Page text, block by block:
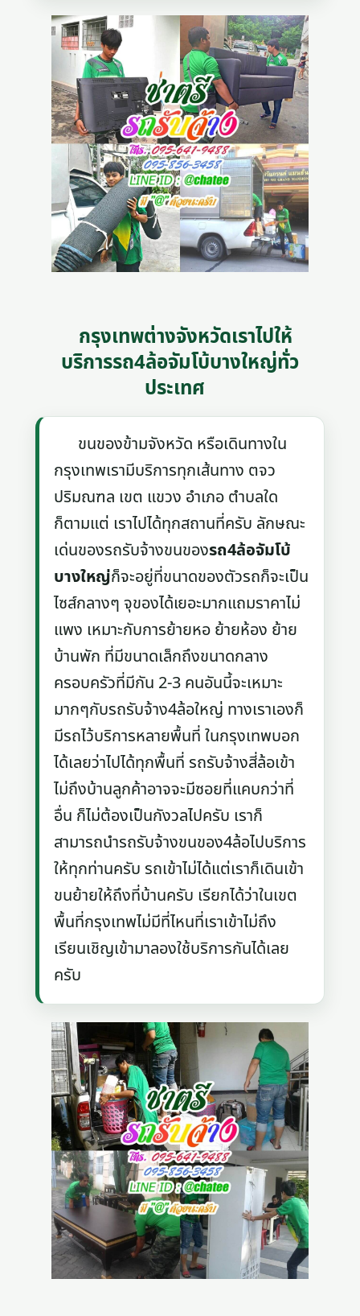
กรุงเทพต่างจังหวัดเราไปให้
บริการรถ4ล้อจัมโบ้บางใหญ่ทั่ว
ประเทศ
ขนของข้ามจังหวัด หรือเดินทางใน
กรุงเทพเรามีบริการทุกเส้นทาง ตจว
ปริมณฑล เขต แขวง อำเภอ ตำบลใด
ก็ตามแต่ เราไปได้ทุกสถานที่ครับ ลักษณะ
เด่นของรถรับจ้างขนของรถ4ล้อจัมโบ้
บางใหญ่ก็จะอยู่ที่ขนาดของตัวรถก็จะเป็น
ไซส์กลางๆ จุของได้เยอะมากแถมราคาไม่
แพง เหมาะกับการย้ายหอ ย้ายห้อง ย้าย
บ้านพัก ที่มีขนาดเล็กถึงขนาดกลาง
ครอบครัวที่มีกัน 2-3 คนอันนี้จะเหมาะ
มากๆกับรถรับจ้าง4ล้อใหญ่ ทางเราเองก็
มีรถไว้บริการหลายพื้นที่ ในกรุงเทพบอก
ได้เลยว่าไปได้ทุกพื้นที่ รถรับจ้างสี่ล้อเข้า
ไม่ถึงบ้านลูกค้าอาจจะมีซอยที่แคบกว่าที่
อื่น ก็ไม่ต้องเป็นกังวลไปครับ เราก็
สามารถนำรถรับจ้างขนของ4ล้อไปบริการ
ให้ทุกท่านครับ รถเข้าไม่ได้แต่เราก็เดินเข้า
ขนย้ายให้ถึงที่บ้านครับ เรียกได้ว่าในเขต
พื้นที่กรุงเทพไม่มีที่ไหนที่เราเข้าไม่ถึง
เรียนเชิญเข้ามาลองใช้บริการกันได้เลย
ครับ